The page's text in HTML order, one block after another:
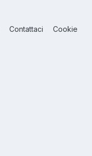
Contattaci Cookie